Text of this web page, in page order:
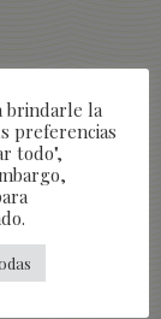
brindarle la
preferencias
todo",